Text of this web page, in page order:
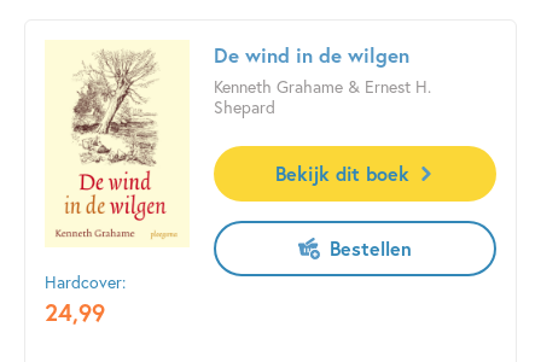
Hardcover:
24,99
De wind in de wilgen
Kenneth Grahame & Ernest H.
Shepard
Bekijk dit boek
Bestellen